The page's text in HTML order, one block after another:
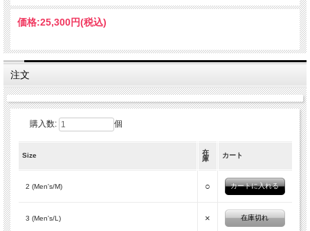
価格:25,300円(税込)
注文
購入数: 個
Size
在
庫
カート
2 (Men's/M) ○
3 (Men's/L) × 在庫切れ